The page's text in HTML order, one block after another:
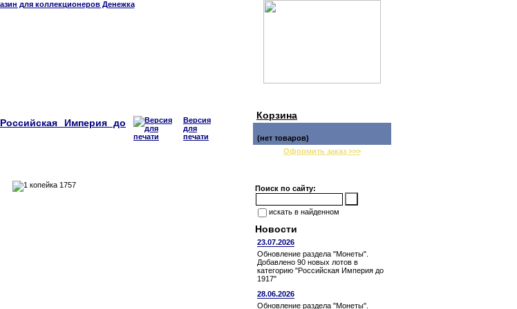
Российская Империя до
Версия
для
печати
Корзина
(нет товаров)
Оформить заказ >>>
Поиск по сайту:
искать в найденном
Новости
23.07.2026
Обновление раздела "Монеты".
Добавлено 90 новых лотов в
категорию "Российская Империя до
1917"
28.06.2026
Обновление раздела "Монеты".